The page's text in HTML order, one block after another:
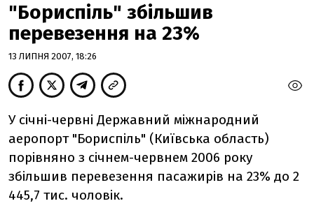
"Бориспіль" збільшив
перевезення на 23%
13 ЛИПНЯ 2007, 18:26
У січні-червні Державний міжнародний
аеропорт "Бориспіль" (Київська область)
порівняно з січнем-червнем 2006 року
збільшив перевезення пасажирів на 23% до 2
445,7 тис. чоловік.